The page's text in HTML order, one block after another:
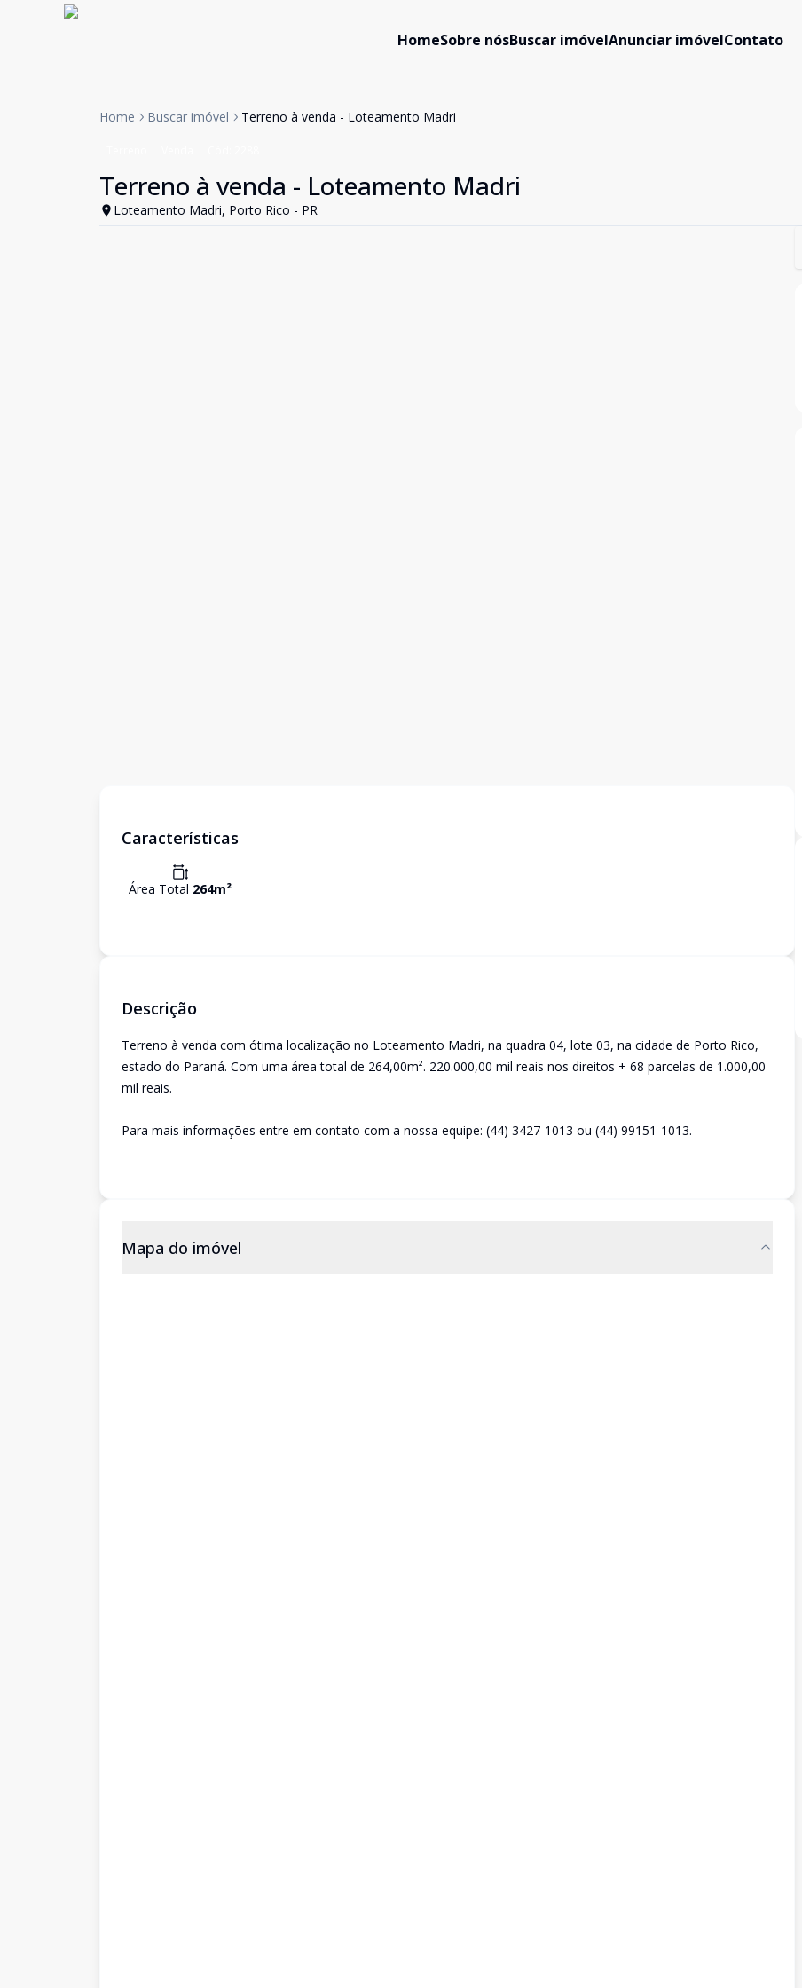
HomeSobre nósBuscar imóvelAnunciar imóvelContato
Home Buscar imóvel Terreno à venda - Loteamento Madri
Terreno à venda - Loteamento Madri
Loteamento Madri, Porto Rico - PR
Características
Área Total 264m²
Descrição
Terreno à venda com ótima localização no Loteamento Madri, na quadra 04, lote 03, na cidade de Porto Rico,
estado do Paraná. Com uma área total de 264,00m². 220.000,00 mil reais nos direitos + 68 parcelas de 1.000,00
mil reais.
Para mais informações entre em contato com a nossa equipe: (44) 3427-1013 ou (44) 99151-1013.
Mapa do imóvel